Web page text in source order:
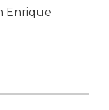
Enrique